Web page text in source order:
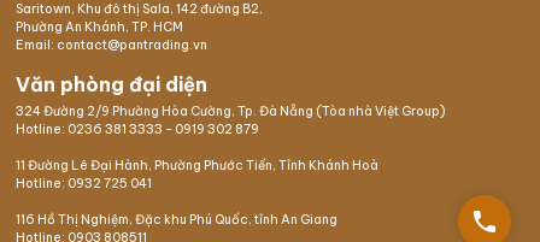
Saritown, Khu đô thị Sala, 142 đường B2,
Phường An Khánh, TP. HCM
Email: contact@pantrading.vn
Văn phòng đại diện
324 Đường 2/9 Phường Hòa Cường, Tp. Đà Nẵng (Tòa nhà Việt Group)
Hotline: 0236 381 3333 - 0919 302 879
11 Đường Lê Đại Hành, Phường Phước Tiến, Tỉnh Khánh Hoà
Hotline: 0932 725 041
116 Hồ Thị Nghiệm, Đặc khu Phú Quốc, tỉnh An Giang
Hotline: 0903 808511
phone